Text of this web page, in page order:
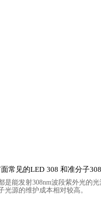
常见的LED 308 和准分子
是能发射308nm波段紫外光的
光源的维护成本相对较高。